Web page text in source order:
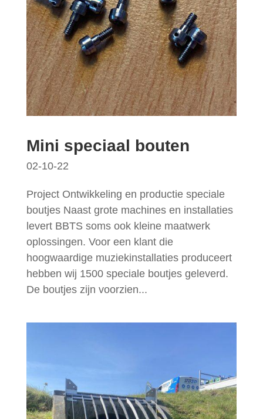
Mini speciaal bouten
02-10-22
Project Ontwikkeling en productie speciale
boutjes Naast grote machines en installaties
levert BBTS soms ook kleine maatwerk
oplossingen. Voor een klant die
hoogwaardige muziekinstallaties produceert
hebben wij 1500 speciale boutjes geleverd.
De boutjes zijn voorzien...